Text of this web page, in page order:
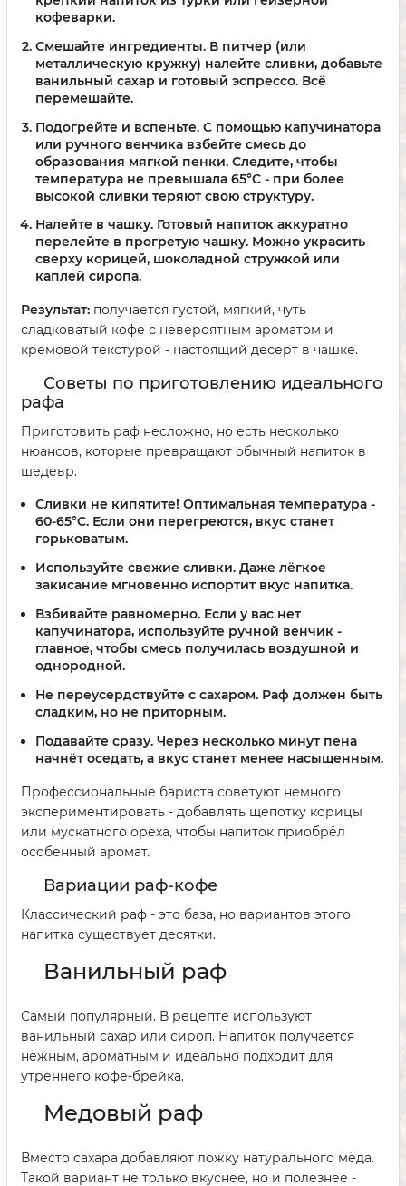
кофеварки.
Смешайте ингредиенты. В питчер (или
металлическую кружку) налейте сливки, добавьте
ванильный сахар и готовый эспрессо. Всё
перемешайте.
Подогрейте и вспеньте. С помощью капучинатора
или ручного венчика взбейте смесь до
образования мягкой пенки. Следите, чтобы
температура не превышала 65°C - при более
высокой сливки теряют свою структуру.
Налейте в чашку. Готовый напиток аккуратно
перелейте в прогретую чашку. Можно украсить
сверху корицей, шоколадной стружкой или
каплей сиропа.
Результат: получается густой, мягкий, чуть
сладковатый кофе с невероятным ароматом и
кремовой текстурой - настоящий десерт в чашке.
Советы по приготовлению идеального
рафа
Приготовить раф несложно, но есть несколько
нюансов, которые превращают обычный напиток в
шедевр.
Сливки не кипятите! Оптимальная температура -
60-65°C. Если они перегреются, вкус станет
горьковатым.
Используйте свежие сливки. Даже лёгкое
закисание мгновенно испортит вкус напитка.
Взбивайте равномерно. Если у вас нет
капучинатора, используйте ручной венчик -
главное, чтобы смесь получилась воздушной и
однородной.
Не переусердствуйте с сахаром. Раф должен быть
сладким, но не приторным.
Подавайте сразу. Через несколько минут пена
начнёт оседать, а вкус станет менее насыщенным.
Профессиональные бариста советуют немного
экспериментировать - добавлять щепотку корицы
или мускатного ореха, чтобы напиток приобрёл
особенный аромат.
Вариации раф-кофе
Классический раф - это база, но вариантов этого
напитка существует десятки.
Ванильный раф
Самый популярный. В рецепте используют
ванильный сахар или сироп. Напиток получается
нежным, ароматным и идеально подходит для
утреннего кофе-брейка.
Медовый раф
Вместо сахара добавляют ложку натурального мёда.
Такой вариант не только вкуснее, но и полезнее -